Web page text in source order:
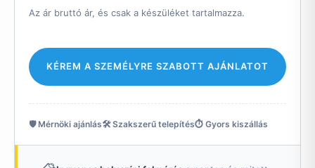
Az ár bruttó ár, és csak a készüléket tartalmazza.
KÉREM A SZEMÉLYRE SZABOTT AJÁNLATOT
🛡️ Mérnöki ajánlás🛠️ Szakszerű telepítés⏱️ Gyors kiszállás